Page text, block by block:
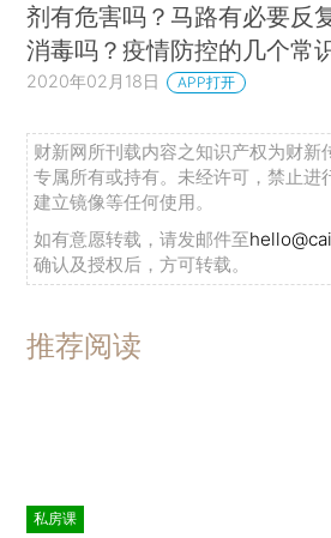
剂有危害吗？马路有必要反
消毒吗？疫情防控的几个常
2020年02月18日 APP打开
财新网所刊载内容之知识产权为财新
专属所有或持有。未经许可，禁止进
建立镜像等任何使用。
如有意愿转载，请发邮件至
确认及授权后，方可转载。
推荐阅读
私房课